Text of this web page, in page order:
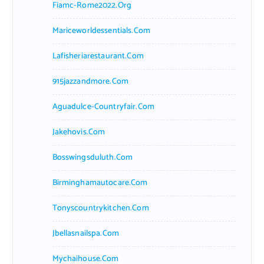
Fiamc-Rome2022.org
Mariceworldessentials.com
Lafisheriarestaurant.com
915jazzandmore.com
Aguadulce-Countryfair.com
Jakehovis.com
Bosswingsduluth.com
Birminghamautocare.com
Tonyscountrykitchen.com
Jbellasnailspa.com
Mychaihouse.com